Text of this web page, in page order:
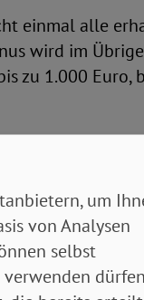
einmal alle
wird im
zu 1.000 Euro,
Gesetze im
in der
um
von Analysen
selbst